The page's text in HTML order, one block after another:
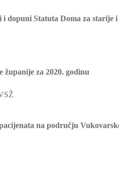
Statuta Doma za starije i
županije za 2020. godinu
na području